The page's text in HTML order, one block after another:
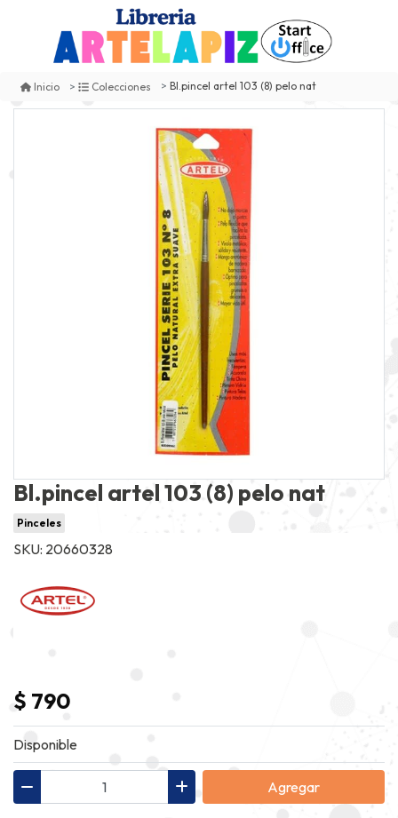
Inicio Colecciones Bl.pincel artel 103 (8) pelo nat
Bl.pincel artel 103 (8) pelo nat
Pinceles
SKU: 20660328
$ 790
Disponible
Agregar